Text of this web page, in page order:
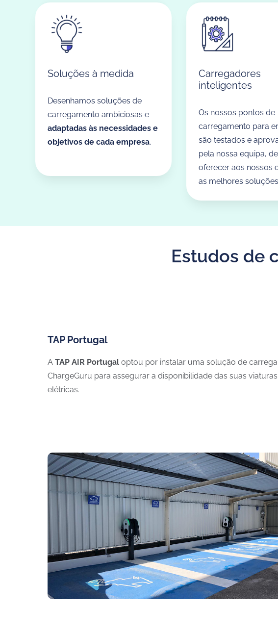
Soluções à medida
Desenhamos soluções de
carregamento ambiciosas e
adaptadas às necessidades e
objetivos de cada empresa.
Carregadores
inteligentes
Os nossos pontos de
carregamento para
são testados e
pela nossa equipa,
oferecer aos nossos
as melhores
Estudos de
TAP Portugal
A TAP AIR Portugal optou por instalar uma solução de
ChargeGuru para assegurar a disponibilidade das suas viaturas
elétricas.